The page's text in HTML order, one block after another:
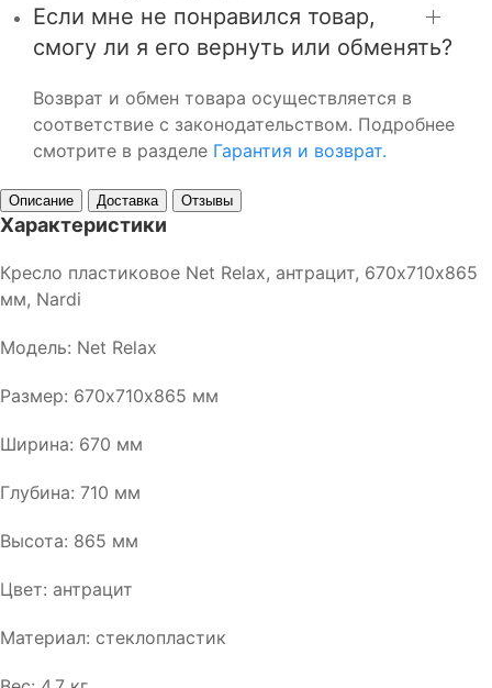
Если мне не понравился товар,
смогу ли я его вернуть или обменять?
Возврат и обмен товара осуществляется в
соответствие с законодательством. Подробнее
смотрите в разделе Гарантия и возврат.
Описание Доставка Отзывы
Характеристики
Кресло пластиковое Net Relax, антрацит, 670х710х865
мм, Nardi
Модель: Net Relax
Размер: 670х710х865 мм
Ширина: 670 мм
Глубина: 710 мм
Высота: 865 мм
Цвет: антрацит
Материал: стеклопластик